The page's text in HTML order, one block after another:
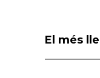
El més